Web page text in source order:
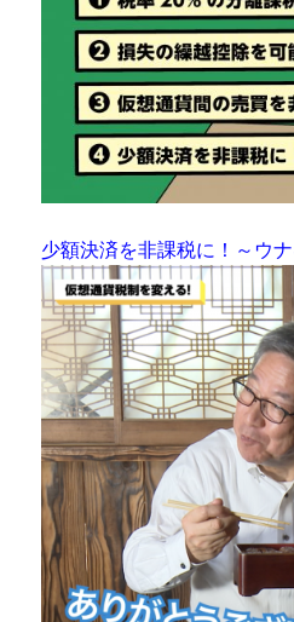
少額決済を非課税に！～ウ